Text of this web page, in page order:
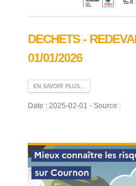
DECHETS -
01/01/2026
EN SAVOIR PLUS...
Date : 2025-02-01 - Source :